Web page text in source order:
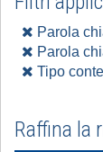
Parola
Parola
Tipo
Raffina la